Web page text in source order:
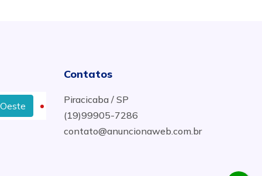
Laje Treliçada com Eps em Piracicaba
Contatos
Piracicaba / SP
(19)99905-7286
contato@anuncionaweb.com.br